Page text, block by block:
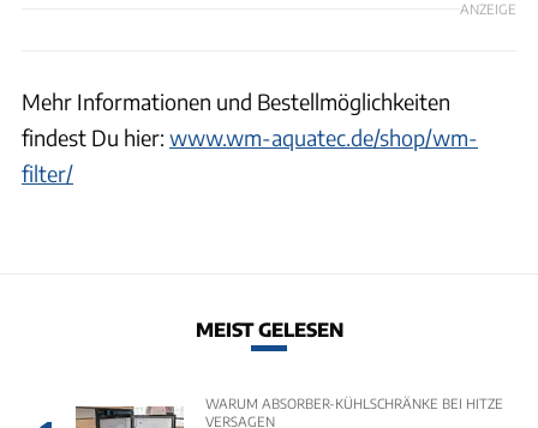
ANZEIGE
Mehr Informationen und Bestellmöglichkeiten
findest Du hier: www.wm-aquatec.de/shop/wm-
filter/
MEIST GELESEN
WARUM ABSORBER-KÜHLSCHRÄNKE BEI HITZE
VERSAGEN